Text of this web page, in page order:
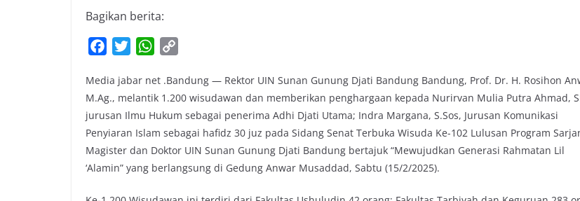
Bagikan berita:
c
e
b
o
o
k
i
t
t
e
r
W
a
t
s
A
p
p
p
y
L
i
n
k
Media jabar net .Bandung — Rektor UIN Sunan Gunung Djati Bandung Bandung, Prof. Dr. H. Rosihon
M.Ag., melantik 1.200 wisudawan dan memberikan penghargaan kepada Nurirvan Mulia Putra Ahmad,
jurusan Ilmu Hukum sebagai penerima Adhi Djati Utama; Indra Margana, S.Sos, Jurusan Komunikasi
Penyiaran Islam sebagai hafidz 30 juz pada Sidang Senat Terbuka Wisuda Ke-102 Lulusan Program
Magister dan Doktor UIN Sunan Gunung Djati Bandung bertajuk “Mewujudkan Generasi Rahmatan Lil
‘Alamin” yang berlangsung di Gedung Anwar Musaddad, Sabtu (15/2/2025).